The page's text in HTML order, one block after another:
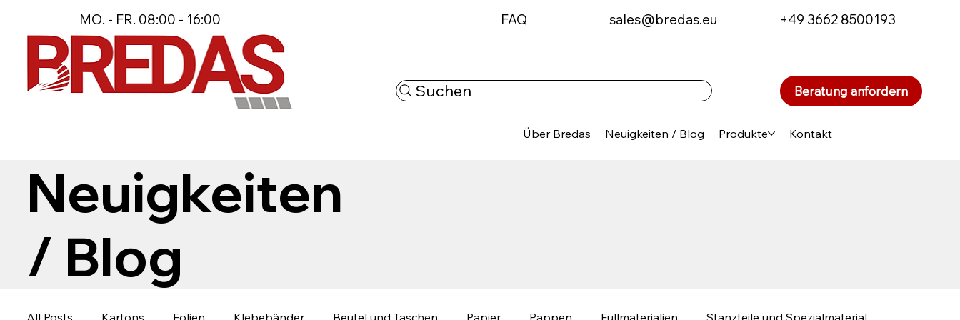
MO. - FR. 08:00 - 16:00
Über Bredas Neuigkeiten / Blog Produkte Kontakt
FAQ
Suchen
sales@bredas.eu +49 3662 8500193
Beratung anfordern
Neuigkeiten
/ Blog
All Posts Kartons Folien Klebebänder Beutel und Taschen Papier Pappen Füllmaterialien Stanzteile und Spezialmaterial